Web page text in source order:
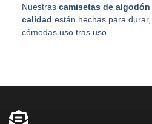
Nuestras camisetas de
calidad están hechas para
cómodas uso tras uso.